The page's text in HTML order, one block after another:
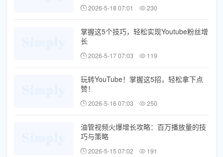
2026-5-18 07:01 230
掌握这5个技巧，轻松实现Youtube粉丝增
长
2026-5-17 07:03 119
玩转YouTube！掌握这5招，轻松拿下点
赞！
2026-5-16 07:03 250
油管视频火爆增长攻略：百万播放量的技
巧与策略
2026-5-15 07:02 191